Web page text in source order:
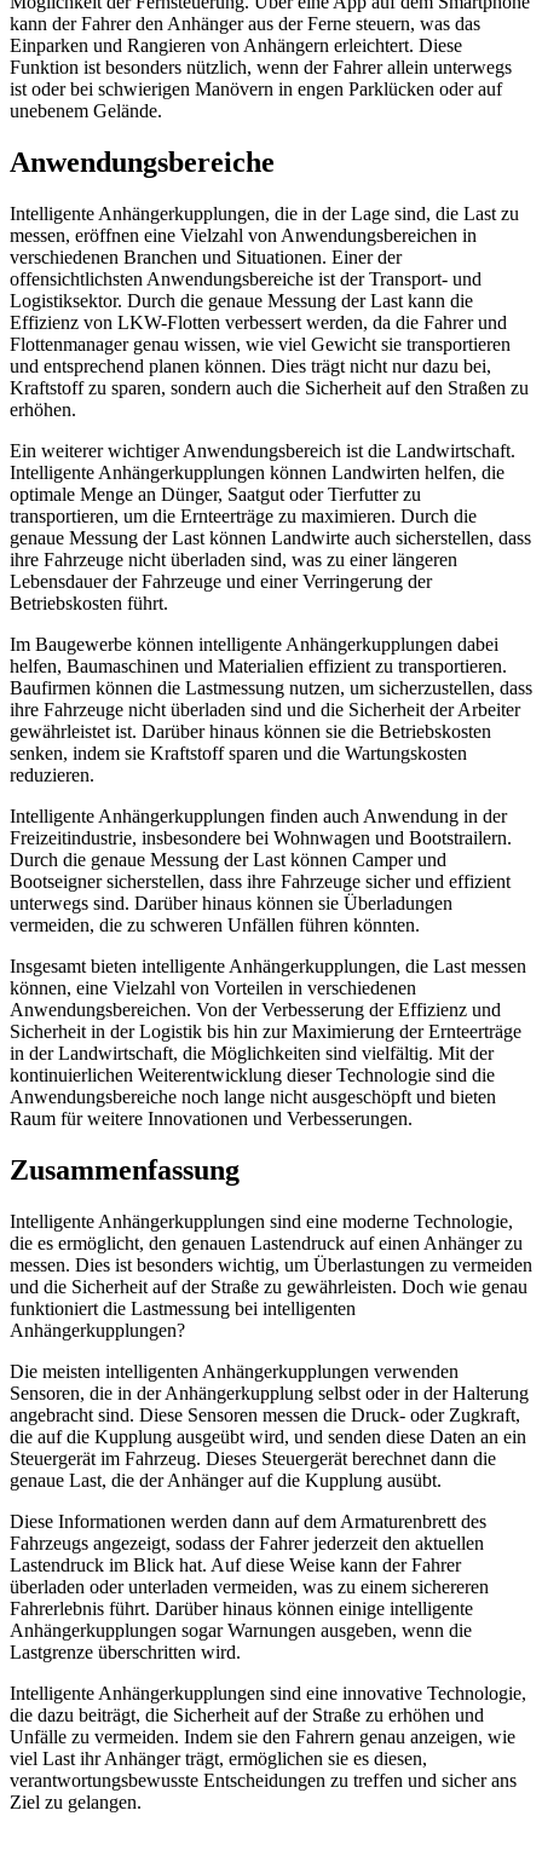
kann der Fahrer den Anhänger aus der Ferne steuern, was das
Einparken und Rangieren von Anhängern erleichtert. Diese
Funktion ist besonders nützlich, wenn der Fahrer allein unterwegs
ist oder bei schwierigen Manövern in engen Parklücken oder auf
unebenem Gelände.
Anwendungsbereiche
Intelligente Anhängerkupplungen, die in der Lage sind, die Last zu
messen, eröffnen eine Vielzahl von Anwendungsbereichen in
verschiedenen Branchen und Situationen. Einer der
offensichtlichsten Anwendungsbereiche ist der Transport- und
Logistiksektor. Durch die genaue Messung der Last kann die
Effizienz von LKW-Flotten verbessert werden, da die Fahrer und
Flottenmanager genau wissen, wie viel Gewicht sie transportieren
und entsprechend planen können. Dies trägt nicht nur dazu bei,
Kraftstoff zu sparen, sondern auch die Sicherheit auf den Straßen zu
erhöhen.
Ein weiterer wichtiger Anwendungsbereich ist die Landwirtschaft.
Intelligente Anhängerkupplungen können Landwirten helfen, die
optimale Menge an Dünger, Saatgut oder Tierfutter zu
transportieren, um die Ernteerträge zu maximieren. Durch die
genaue Messung der Last können Landwirte auch sicherstellen, dass
ihre Fahrzeuge nicht überladen sind, was zu einer längeren
Lebensdauer der Fahrzeuge und einer Verringerung der
Betriebskosten führt.
Im Baugewerbe können intelligente Anhängerkupplungen dabei
helfen, Baumaschinen und Materialien effizient zu transportieren.
Baufirmen können die Lastmessung nutzen, um sicherzustellen, dass
ihre Fahrzeuge nicht überladen sind und die Sicherheit der Arbeiter
gewährleistet ist. Darüber hinaus können sie die Betriebskosten
senken, indem sie Kraftstoff sparen und die Wartungskosten
reduzieren.
Intelligente Anhängerkupplungen finden auch Anwendung in der
Freizeitindustrie, insbesondere bei Wohnwagen und Bootstrailern.
Durch die genaue Messung der Last können Camper und
Bootseigner sicherstellen, dass ihre Fahrzeuge sicher und effizient
unterwegs sind. Darüber hinaus können sie Überladungen
vermeiden, die zu schweren Unfällen führen könnten.
Insgesamt bieten intelligente Anhängerkupplungen, die Last messen
können, eine Vielzahl von Vorteilen in verschiedenen
Anwendungsbereichen. Von der Verbesserung der Effizienz und
Sicherheit in der Logistik bis hin zur Maximierung der Ernteerträge
in der Landwirtschaft, die Möglichkeiten sind vielfältig. Mit der
kontinuierlichen Weiterentwicklung dieser Technologie sind die
Anwendungsbereiche noch lange nicht ausgeschöpft und bieten
Raum für weitere Innovationen und Verbesserungen.
Zusammenfassung
Intelligente Anhängerkupplungen sind eine moderne Technologie,
die es ermöglicht, den genauen Lastendruck auf einen Anhänger zu
messen. Dies ist besonders wichtig, um Überlastungen zu vermeiden
und die Sicherheit auf der Straße zu gewährleisten. Doch wie genau
funktioniert die Lastmessung bei intelligenten
Anhängerkupplungen?
Die meisten intelligenten Anhängerkupplungen verwenden
Sensoren, die in der Anhängerkupplung selbst oder in der Halterung
angebracht sind. Diese Sensoren messen die Druck- oder Zugkraft,
die auf die Kupplung ausgeübt wird, und senden diese Daten an ein
Steuergerät im Fahrzeug. Dieses Steuergerät berechnet dann die
genaue Last, die der Anhänger auf die Kupplung ausübt.
Diese Informationen werden dann auf dem Armaturenbrett des
Fahrzeugs angezeigt, sodass der Fahrer jederzeit den aktuellen
Lastendruck im Blick hat. Auf diese Weise kann der Fahrer
überladen oder unterladen vermeiden, was zu einem sichereren
Fahrerlebnis führt. Darüber hinaus können einige intelligente
Anhängerkupplungen sogar Warnungen ausgeben, wenn die
Lastgrenze überschritten wird.
Intelligente Anhängerkupplungen sind eine innovative Technologie,
die dazu beiträgt, die Sicherheit auf der Straße zu erhöhen und
Unfälle zu vermeiden. Indem sie den Fahrern genau anzeigen, wie
viel Last ihr Anhänger trägt, ermöglichen sie es diesen,
verantwortungsbewusste Entscheidungen zu treffen und sicher ans
Ziel zu gelangen.